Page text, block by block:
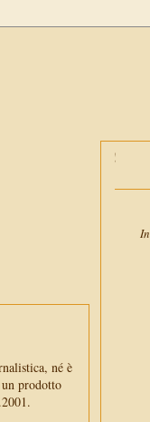
né è
prodotto